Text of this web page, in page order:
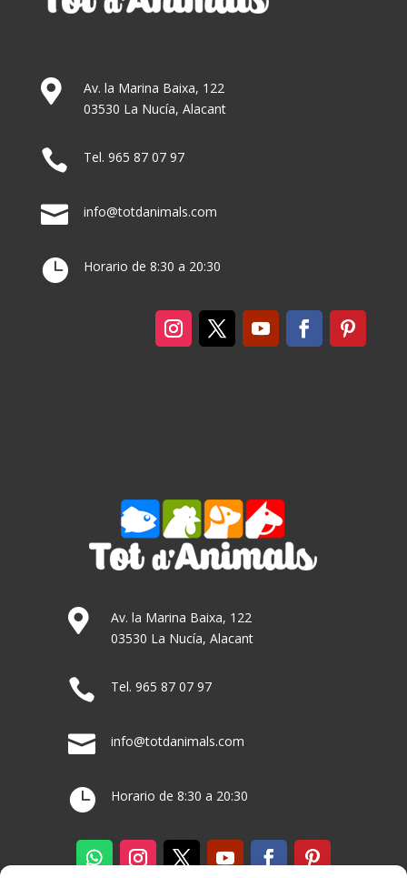

Av. la Marina Baixa, 122
03530 La Nucía, Alacant
 Tel. 965 87 07 97
 info@totdanimals.com
 Horario de 8:30 a 20:30

Av. la Marina Baixa, 122
03530 La Nucía, Alacant
 Tel. 965 87 07 97
 info@totdanimals.com
 Horario de 8:30 a 20:30